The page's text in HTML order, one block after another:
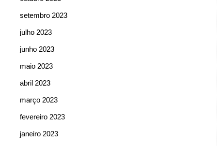
setembro 2023
julho 2023
junho 2023
maio 2023
abril 2023
março 2023
fevereiro 2023
janeiro 2023